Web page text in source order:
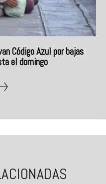
Código Azul por bajas
el domingo